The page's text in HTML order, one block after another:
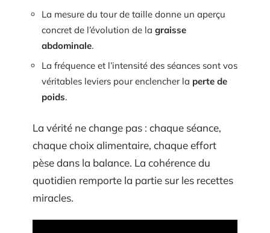
La mesure du tour de taille donne un aperçu
concret de l’évolution de la graisse
abdominale.
La fréquence et l’intensité des séances sont vos
véritables leviers pour enclencher la perte de
poids.
La vérité ne change pas : chaque séance,
chaque choix alimentaire, chaque effort
pèse dans la balance. La cohérence du
quotidien remporte la partie sur les recettes
miracles.